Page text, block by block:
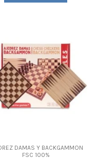
DAMAS Y BACKGAMMON
FSC 100%